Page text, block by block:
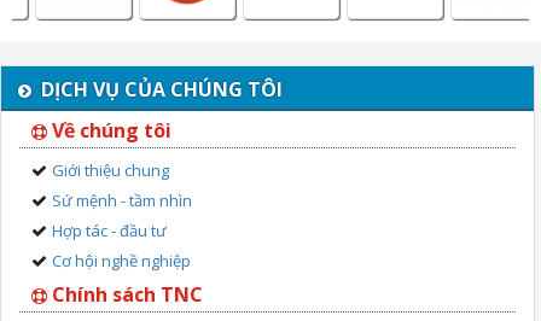
DỊCH VỤ CỦA CHÚNG TÔI
Về chúng tôi
Giới thiệu chung
Sứ mệnh - tầm nhìn
Hợp tác - đầu tư
Cơ hội nghề nghiệp
Chính sách TNC